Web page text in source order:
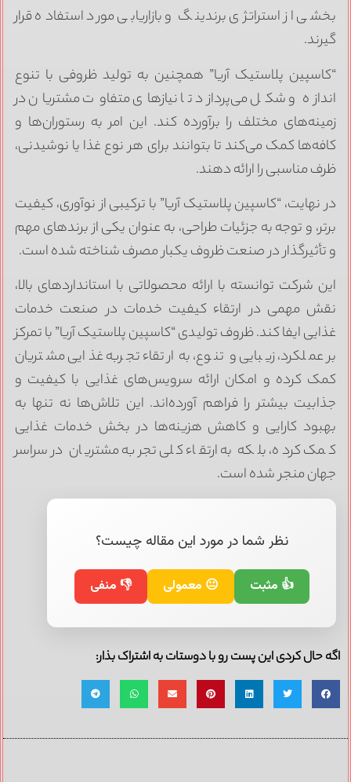
از استراتژی برندینگ و بازاریابی مورد استفاده قرار
پلاستیک آریا” همچنین به تولید ظروفی با تنوع
و شکل می‌پردازد تا نیازهای متفاوت مشتریان در
مختلف را برآورده کند. این امر به رستوران‌ها و
کمک می‌کند تا بتوانند برای هر نوع غذا یا نوشیدنی،
مناسبی را ارائه دهند.
نهایت، “کاسپین پلاستیک آریا” با ترکیبی از نوآوری، کیفیت
و توجه به جزئیات طراحی، به عنوان یکی از برندهای مهم
تأثیرگذار در صنعت ظروف یکبار مصرف شناخته شده است.
شرکت توانسته با ارائه محصولاتی با استانداردهای بالا،
مهمی در ارتقاء کیفیت خدمات در صنعت خدمات
ایفا کند. ظروف تولیدی “کاسپین پلاستیک آریا” با تمرکز
عملکرد، زیبایی و تنوع، به ارتقاء تجربه غذایی مشتریان
کرده و امکان ارائه سرویس‌های غذایی با کیفیت و
بیشتر را فراهم آورده‌اند. این تلاش‌ها نه تنها به
کارایی و کاهش هزینه‌ها در بخش خدمات غذایی
کرده، بلکه به ارتقاء کلی تجربه مشتریان در سراسر
منجر شده است.
نظر شما در مورد این مقاله چیست؟
👍 مثبت 😐 معمولی 👎 منفی
حال کردی این پست رو با دوستات به اشتراک بذار: